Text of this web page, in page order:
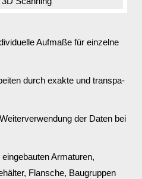
Aufmaße für einzelne
durch exakte und trans­pa­
der Daten bei
Arma­turen,
Flan­sche, Baugruppen